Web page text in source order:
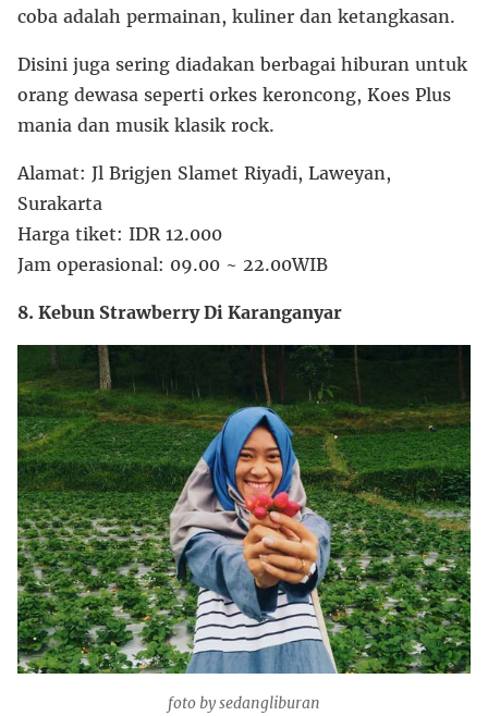
coba adalah permainan, kuliner dan ketangkasan.
Disini juga sering diadakan berbagai hiburan untuk
orang dewasa seperti orkes keroncong, Koes Plus
mania dan musik klasik rock.
Alamat: Jl Brigjen Slamet Riyadi, Laweyan,
Surakarta
Harga tiket: IDR 12.000
Jam operasional: 09.00 ~ 22.00WIB
8. Kebun Strawberry Di Karanganyar
foto by sedangliburan